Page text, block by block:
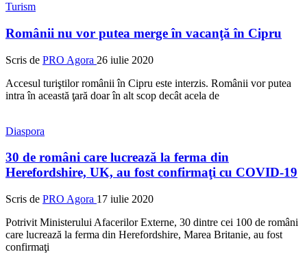
Turism
Românii nu vor putea merge în vacanţă în Cipru
Scris de PRO Agora 26 iulie 2020
Accesul turiştilor românii în Cipru este interzis. Românii vor putea
intra în această ţară doar în alt scop decât acela de
Diaspora
30 de români care lucrează la ferma din
Herefordshire, UK, au fost confirmaţi cu COVID-19
Scris de PRO Agora 17 iulie 2020
Potrivit Ministerului Afacerilor Externe, 30 dintre cei 100 de români
care lucrează la ferma din Herefordshire, Marea Britanie, au fost
confirmaţi